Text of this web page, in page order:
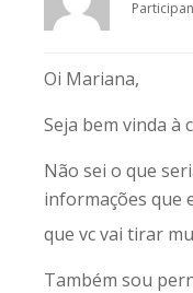
Oi Mariana,
Seja bem vinda à
Não sei o que
informações que
que vc vai tirar
Também sou